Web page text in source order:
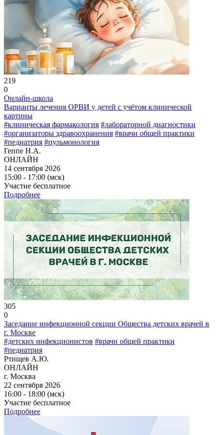
219
0
Онлайн-школа
Варианты лечения ОРВИ у детей с учётом клинической
картины
#клиническая фармакология #лабораторной диагностики
#организаторы здравоохранения #врачи общей практики
#педиатрия #пульмонология
Геппе Н.А.
ОНЛАЙН
14 сентября 2026
15:00 - 17:00 (мск)
Участие бесплатное
Подробнее
305
0
Заседание инфекционной секции Общества детских врачей в
г. Москве
#детских инфекционистов #врачи общей практики
#педиатрия
Ртищев А.Ю.
ОНЛАЙН
г. Москва
22 сентября 2026
16:00 - 18:00 (мск)
Участие бесплатное
Подробнее